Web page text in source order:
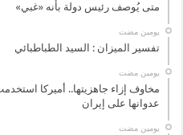
متى يُوصف رئيس دولة بأنه «غبي»
‏يومين مضت
تفسير الميزان : السيد الطباطبائي
‏يومين مضت
مخاوف إزاء جاهزيتها.. أميركا
عدوانها على إيران
‏يومين مضت